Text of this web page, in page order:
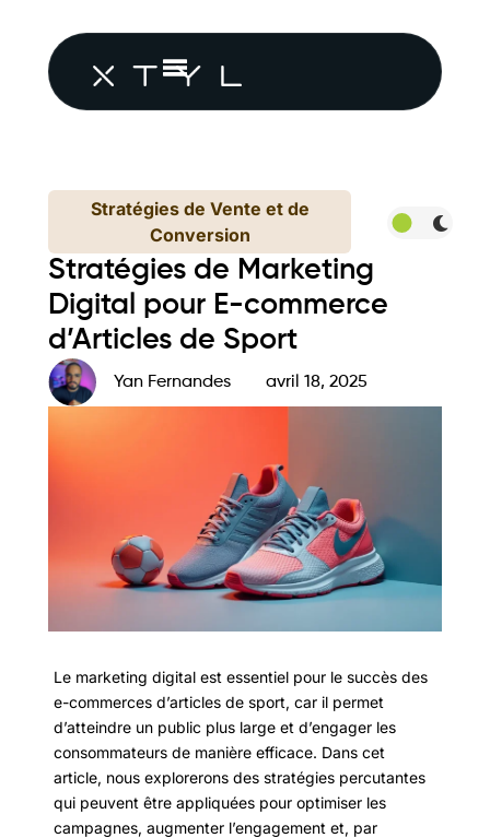
Stratégies de Vente et de
Conversion
Stratégies de Marketing
Digital pour E-commerce
d’Articles de Sport
Yan Fernandes avril 18, 2025
Le marketing digital est essentiel pour le succès des
e-commerces d’articles de sport, car il permet
d’atteindre un public plus large et d’engager les
consommateurs de manière efficace. Dans cet
article, nous explorerons des stratégies percutantes
qui peuvent être appliquées pour optimiser les
campagnes, augmenter l’engagement et, par